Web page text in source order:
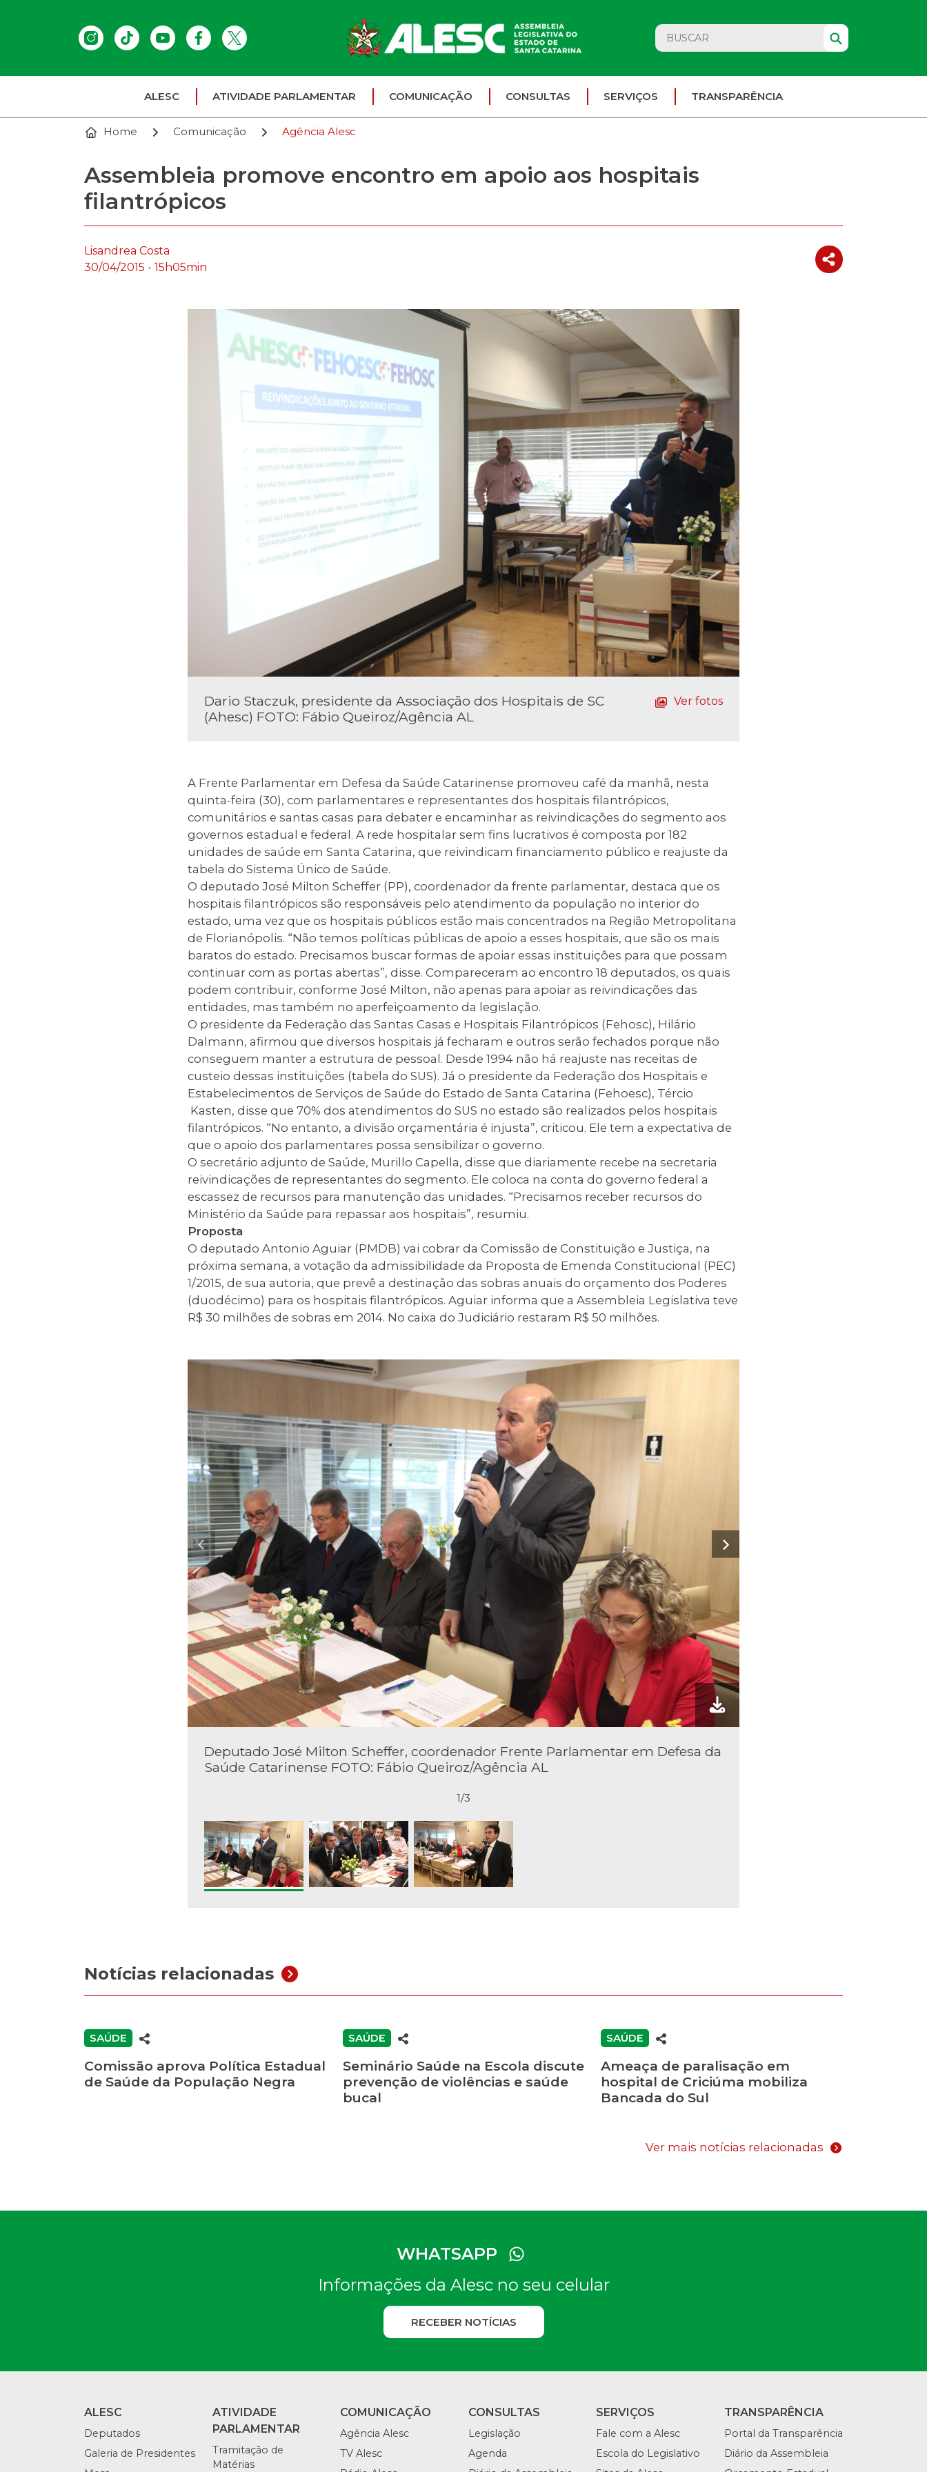
ALESC ATIVIDADE PARLAMENTAR COMUNICAÇÃO CONSULTAS SERVIÇOS TRANSPARÊNCIA
Home Comunicação Agência Alesc
Assembleia promove encontro em apoio aos hospitais
filantrópicos
Lisandrea Costa
30/04/2015 - 15h05min
Dario Staczuk, presidente da Associação dos Hospitais de SC
(Ahesc) FOTO: Fábio Queiroz/Agência AL
Ver fotos
A Frente Parlamentar em Defesa da Saúde Catarinense promoveu café da manhã, nesta
quinta-feira (30), com parlamentares e representantes dos hospitais filantrópicos,
comunitários e santas casas para debater e encaminhar as reivindicações do segmento aos
governos estadual e federal. A rede hospitalar sem fins lucrativos é composta por 182
unidades de saúde em Santa Catarina, que reivindicam financiamento público e reajuste da
tabela do Sistema Único de Saúde.
O deputado José Milton Scheffer (PP), coordenador da frente parlamentar, destaca que os
hospitais filantrópicos são responsáveis pelo atendimento da população no interior do
estado, uma vez que os hospitais públicos estão mais concentrados na Região Metropolitana
de Florianópolis. “Não temos políticas públicas de apoio a esses hospitais, que são os mais
baratos do estado. Precisamos buscar formas de apoiar essas instituições para que possam
continuar com as portas abertas”, disse. Compareceram ao encontro 18 deputados, os quais
podem contribuir, conforme José Milton, não apenas para apoiar as reivindicações das
entidades, mas também no aperfeiçoamento da legislação.
O presidente da Federação das Santas Casas e Hospitais Filantrópicos (Fehosc), Hilário
Dalmann, afirmou que diversos hospitais já fecharam e outros serão fechados porque não
conseguem manter a estrutura de pessoal. Desde 1994 não há reajuste nas receitas de
custeio dessas instituições (tabela do SUS). Já o presidente da Federação dos Hospitais e
Estabelecimentos de Serviços de Saúde do Estado de Santa Catarina (Fehoesc), Tércio
Kasten, disse que 70% dos atendimentos do SUS no estado são realizados pelos hospitais
filantrópicos. “No entanto, a divisão orçamentária é injusta”, criticou. Ele tem a expectativa de
que o apoio dos parlamentares possa sensibilizar o governo.
O secretário adjunto de Saúde, Murillo Capella, disse que diariamente recebe na secretaria
reivindicações de representantes do segmento. Ele coloca na conta do governo federal a
escassez de recursos para manutenção das unidades. “Precisamos receber recursos do
Ministério da Saúde para repassar aos hospitais”, resumiu.
Proposta
O deputado Antonio Aguiar (PMDB) vai cobrar da Comissão de Constituição e Justiça, na
próxima semana, a votação da admissibilidade da Proposta de Emenda Constitucional (PEC)
1/2015, de sua autoria, que prevê a destinação das sobras anuais do orçamento dos Poderes
(duodécimo) para os hospitais filantrópicos. Aguiar informa que a Assembleia Legislativa teve
R$ 30 milhões de sobras em 2014. No caixa do Judiciário restaram R$ 50 milhões.
Deputado José Milton Scheffer, coordenador Frente Parlamentar em Defesa da
Saúde Catarinense FOTO: Fábio Queiroz/Agência AL
1/3
Notícias relacionadas
SAÚDE
Comissão aprova Política Estadual
de Saúde da População Negra
SAÚDE
Seminário Saúde na Escola discute
prevenção de violências e saúde
bucal
SAÚDE
Ameaça de paralisação em
hospital de Criciúma mobiliza
Bancada do Sul
Ver mais notícias relacionadas
WHATSAPP
Informações da Alesc no seu celular
RECEBER NOTÍCIAS
ALESC
Deputados
Galeria de Presidentes
ATIVIDADE
PARLAMENTAR
Tramitação de
Matérias
COMUNICAÇÃO
Agência Alesc
TV Alesc
CONSULTAS
Legislação
Agenda
SERVIÇOS
Fale com a Alesc
Escola do Legislativo
TRANSPARÊNCIA
Portal da Transparência
Diário da Assembleia